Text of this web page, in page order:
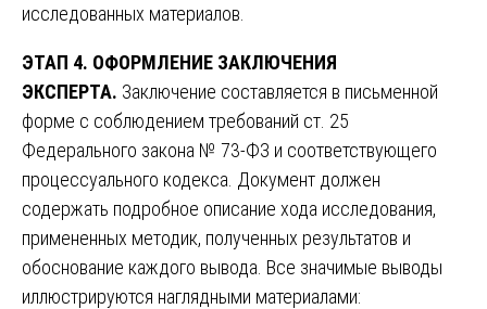
исследованных материалов.
ЭТАП 4. ОФОРМЛЕНИЕ ЗАКЛЮЧЕНИЯ
ЭКСПЕРТА. Заключение составляется в письменной
форме с соблюдением требований ст. 25
Федерального закона № 73-ФЗ и соответствующего
процессуального кодекса. Документ должен
содержать подробное описание хода исследования,
примененных методик, полученных результатов и
обоснование каждого вывода. Все значимые выводы
иллюстрируются наглядными материалами: